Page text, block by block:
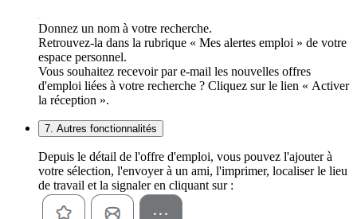
Donnez un nom à votre recherche.
Retrouvez-la dans la rubrique « Mes alertes emploi » de votre
espace personnel.
Vous souhaitez recevoir par e-mail les nouvelles offres
d'emploi liées à votre recherche ? Cliquez sur le lien « Activer
la réception ».
7. Autres fonctionnalités
Depuis le détail de l'offre d'emploi, vous pouvez l'ajouter à
votre sélection, l'envoyer à un ami, l'imprimer, localiser le lieu
de travail et la signaler en cliquant sur :